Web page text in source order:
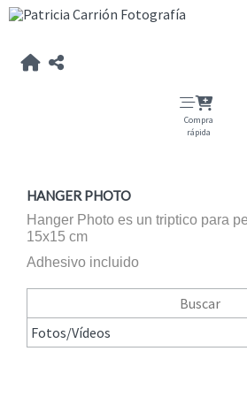
Compra
rápida
HANGER PHOTO
Hanger Photo es un triptico para
15x15 cm
Adhesivo incluido